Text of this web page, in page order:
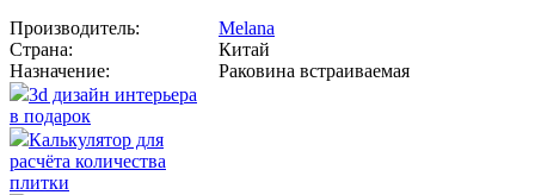
Производитель:
Melana
Страна:
Китай
Назначение:
Раковина встраиваемая
3d дизайн интерьера
в подарок
Калькулятор для
расчёта количества
плитки